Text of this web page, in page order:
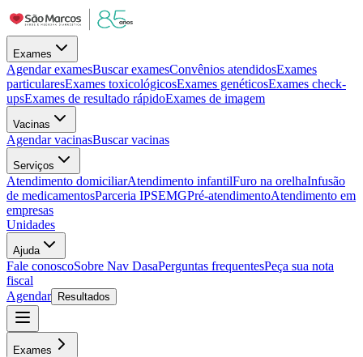
Exames
Agendar examesBuscar examesConvênios atendidosExames
particularesExames toxicológicosExames genéticosExames check-
upsExames de resultado rápidoExames de imagem
Vacinas
Agendar vacinasBuscar vacinas
Serviços
Atendimento domiciliarAtendimento infantilFuro na orelhaInfusão
de medicamentosParceria IPSEMGPré-atendimentoAtendimento em
empresas
Unidades
Ajuda
Fale conoscoSobre Nav DasaPerguntas frequentesPeça sua nota
fiscal
Agendar
Resultados
Exames